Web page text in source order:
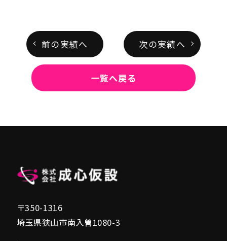
前の実績へ 次の実績へ
一覧へ戻る
〒350-1316
埼玉県狭山市南入曽1080-3